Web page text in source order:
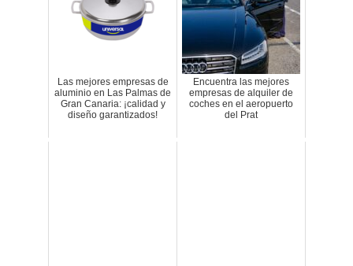
Las mejores empresas de
aluminio en Las Palmas de
Gran Canaria: ¡calidad y
diseño garantizados!
Encuentra las mejores
empresas de alquiler de
coches en el aeropuerto
del Prat